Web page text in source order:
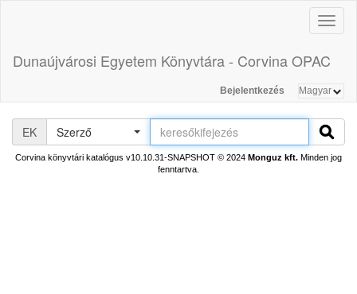
Dunaújvárosi Egyetem Könyvtára - Corvina OPAC
Bejelentkezés
EK Szerző
Corvina könyvtári katalógus v10.10.31-SNAPSHOT © 2024 Monguz kft. Minden jog
fenntartva.